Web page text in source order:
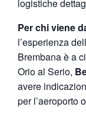
logistiche
Per chi viene
l’esperienza
Brembana è a
Orio al Serio,
avere
per l’aeroporto